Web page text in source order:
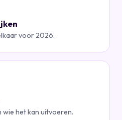
voor 2026.
wie het kan uitvoeren.